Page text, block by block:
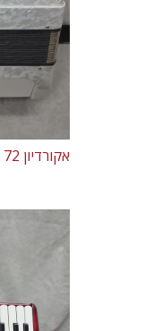
אקורדיון 72 בס V.Soprani